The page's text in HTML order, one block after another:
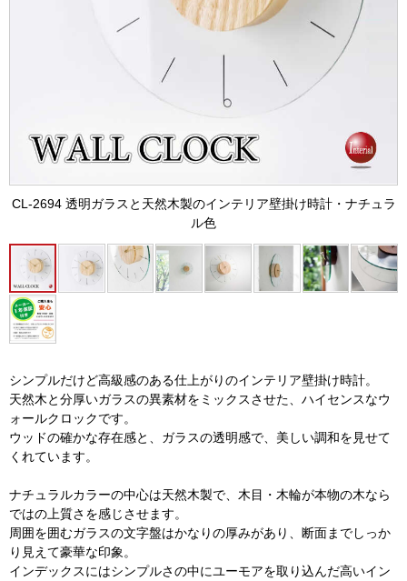
CL-2694 透明ガラスと天然木製のインテリア壁掛け時計・ナチュラ
ル色
シンプルだけど高級感のある仕上がりのインテリア壁掛け時計。
天然木と分厚いガラスの異素材をミックスさせた、ハイセンスなウ
ォールクロックです。
ウッドの確かな存在感と、ガラスの透明感で、美しい調和を見せて
くれています。
ナチュラルカラーの中心は天然木製で、木目・木輪が本物の木なら
ではの上質さを感じさせます。
周囲を囲むガラスの文字盤はかなりの厚みがあり、断面までしっか
り見えて豪華な印象。
インデックスにはシンプルさの中にユーモアを取り込んだ高いイン